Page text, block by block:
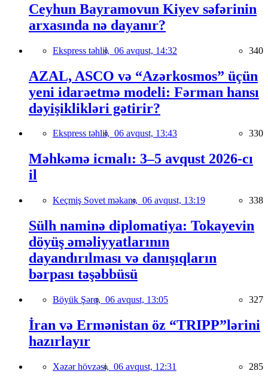
Ceyhun Bayramovun Kiyev səfərinin
arxasında nə dayanır?
Ekspress təhlil, 06 avqust, 14:32 340
AZAL, ASCO və “Azərkosmos” üçün
yeni idarəetmə modeli: Fərman hansı
dəyişiklikləri gətirir?
Ekspress təhlil, 06 avqust, 13:43 330
Məhkəmə icmalı: 3–5 avqust 2026-cı
il
Keçmiş Sovet məkanı, 06 avqust, 13:19 338
Sülh naminə diplomatiya: Tokayevin
döyüş əməliyyatlarının
dayandırılması və danışıqların
bərpası təşəbbüsü
Böyük Şərq, 06 avqust, 13:05 327
İran və Ermənistan öz “TRIPP”lərini
hazırlayır
Xəzər hövzəsi, 06 avqust, 12:31 285